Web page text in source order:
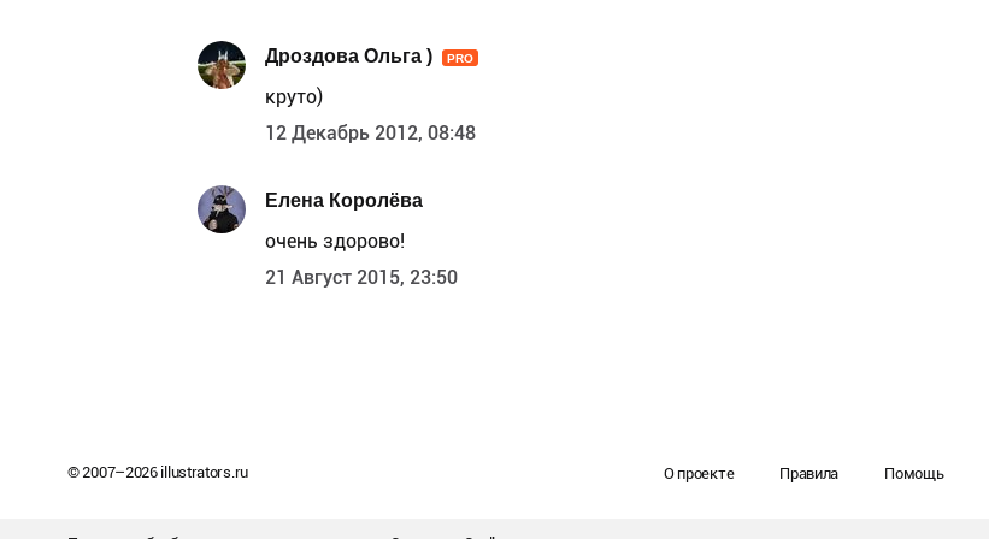
Дроздова Ольга ) PRO
круто)
12 Декабрь 2012, 08:48
Елена Королёва
очень здорово!
21 Август 2015, 23:50
© 2007–2026illustrators.ru О проекте Правила Помощь